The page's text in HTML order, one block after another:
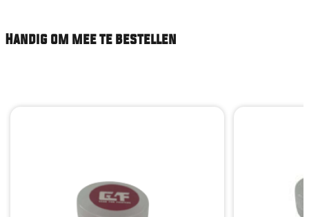
Handig om mee te bestellen